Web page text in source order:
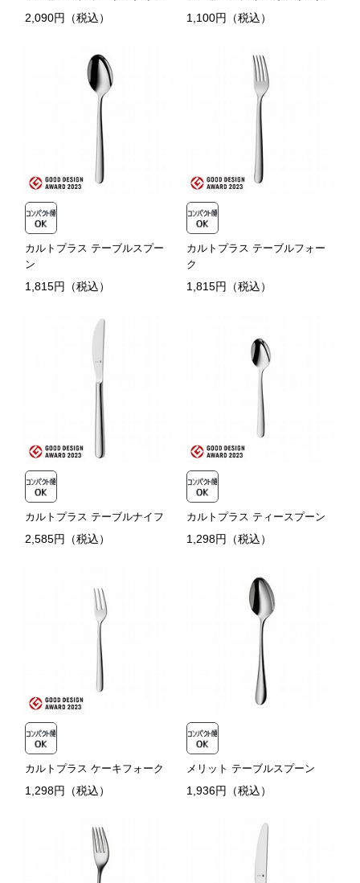
2,090円（税込） 1,100円（税込）
カルトプラス テーブルスプー
ン
1,815円（税込）
カルトプラス テーブルフォー
ク
1,815円（税込）
カルトプラス テーブルナイフ
2,585円（税込）
カルトプラス ティースプーン
1,298円（税込）
カルトプラス ケーキフォーク
1,298円（税込）
メリット テーブルスプーン
1,936円（税込）